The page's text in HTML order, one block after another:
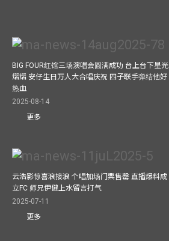
BIG FOUR红馆三场演唱会圆满成功 台上台下星光
熠熠 安仔生日万人大合唱庆祝 四子联手弹结他好
热血
2025-08-14
更多
云浩影惊喜浪接浪 个唱加场门票售罄 直播爆料成
立FC 师兄伊健上水留言打气
2025-07-11
更多